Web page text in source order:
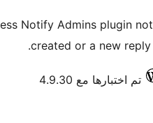
Notify Admins plugin
created or a new
تم اختبارها مع 4.9.30